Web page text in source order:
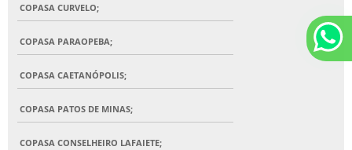
COPASA CURVELO;
COPASA PARAOPEBA;
COPASA CAETANÓPOLIS;
COPASA PATOS DE MINAS;
COPASA CONSELHEIRO LAFAIETE;